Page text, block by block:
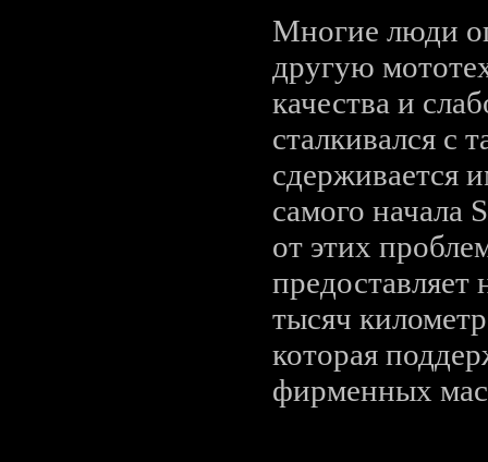
Многие люди
другую
качества и
сталкивался с
сдерживается
самого начала
от этих
тысяч
которая
фирменных